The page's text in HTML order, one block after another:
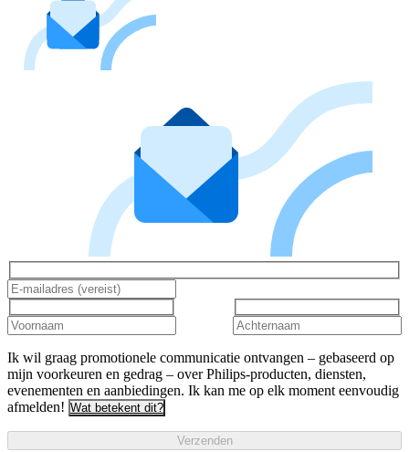
Ik wil graag promotionele communicatie ontvangen – gebaseerd op
mijn voorkeuren en gedrag – over Philips-producten, diensten,
evenementen en aanbiedingen. Ik kan me op elk moment eenvoudig
afmelden! Wat betekent dit?
Verzenden